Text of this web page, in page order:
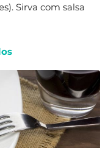
Sirva com salsa